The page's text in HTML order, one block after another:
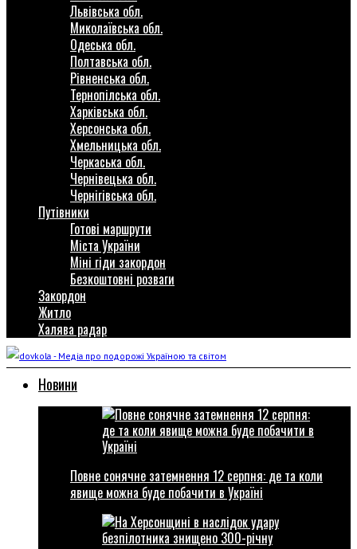
Львівська обл.
Миколаївська обл.
Одеська обл.
Полтавська обл.
Рівненська обл.
Тернопілська обл.
Харківська обл.
Херсонська обл.
Хмельницька обл.
Черкаська обл.
Чернівецька обл.
Чернігівська обл.
Путівники
Готові маршрути
Міста України
Міні гіди закордон
Безкоштовні розваги
Закордон
Житло
Халява радар
Новини
Повне сонячне затемнення 12 серпня: де та коли
явище можна буде побачити в Україні